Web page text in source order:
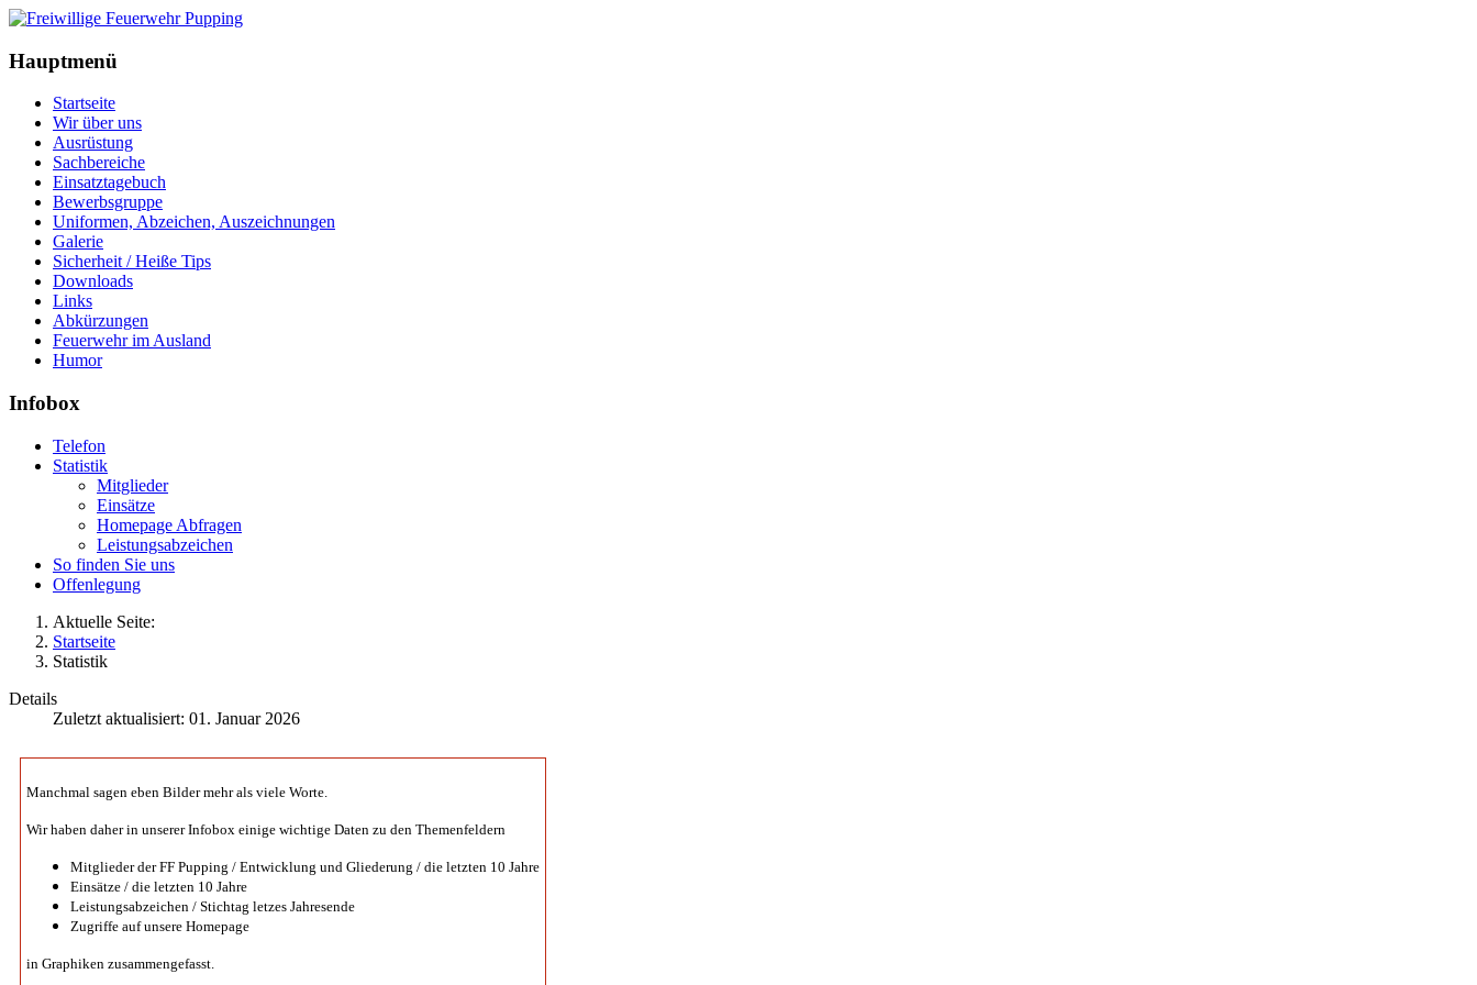
Hauptmenü
Startseite
Wir über uns
Ausrüstung
Sachbereiche
Einsatztagebuch
Bewerbsgruppe
Uniformen, Abzeichen, Auszeichnungen
Galerie
Sicherheit / Heiße Tips
Downloads
Links
Abkürzungen
Feuerwehr im Ausland
Humor
Infobox
Telefon
Statistik
Mitglieder
Einsätze
Homepage Abfragen
Leistungsabzeichen
So finden Sie uns
Offenlegung
Aktuelle Seite:
Startseite
Statistik
Details
Zuletzt aktualisiert: 01. Januar 2026
Manchmal sagen eben Bilder mehr als viele Worte.
Wir haben daher in unserer Infobox einige wichtige Daten zu den Themenfeldern
Mitglieder der FF Pupping / Entwicklung und Gliederung / die letzten 10 Jahre
Einsätze / die letzten 10 Jahre
Leistungsabzeichen / Stichtag letzes Jahresende
Zugriffe auf unsere Homepage
in Graphiken zusammengefasst.